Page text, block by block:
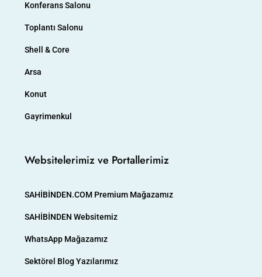
Konferans Salonu
Toplantı Salonu
Shell & Core
Arsa
Konut
Gayrimenkul
Websitelerimiz ve Portallerimiz
SAHİBİNDEN.COM Premium Mağazamız
SAHİBİNDEN Websitemiz
WhatsApp Mağazamız
Sektörel Blog Yazılarımız